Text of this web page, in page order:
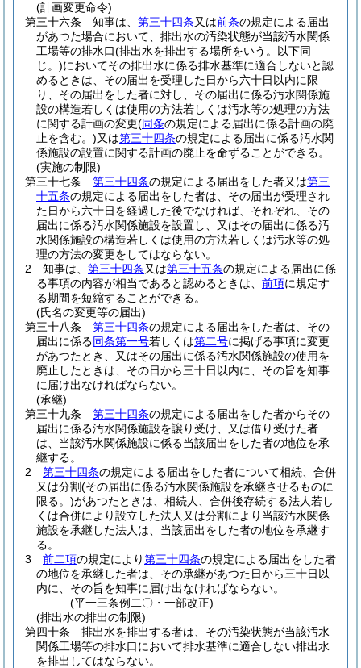
(計画変更命令)
第三十六条
知事は、 第三十四条又は前条の規定による届出
があつた場合において、排出水の汚染状態が当該汚水関係
工場等の排水口(排出水を排出する場所をいう。以下同
じ。)においてその排出水に係る排水基準に適合しないと認
めるときは、その届出を受理した日から六十日以内に限
り、その届出をした者に対し、その届出に係る汚水関係施
設の構造若しくは使用の方法若しくは汚水等の処理の方法
に関する計画の変更(同条の規定による届出に係る計画の廃
止を含む。)又は第三十四条の規定による届出に係る汚水関
係施設の設置に関する計画の廃止を命ずることができる。
(実施の制限)
第三十七条
第三十四条の規定による届出をした者又は第三
十五条の規定による届出をした者は、その届出が受理され
た日から六十日を経過した後でなければ、それぞれ、その
届出に係る汚水関係施設を設置し、又はその届出に係る汚
水関係施設の構造若しくは使用の方法若しくは汚水等の処
理の方法の変更をしてはならない。
2
知事は、 第三十四条又は第三十五条の規定による届出に係
る事項の内容が相当であると認めるときは、 前項に規定す
る期間を短縮することができる。
(氏名の変更等の届出)
第三十八条
第三十四条の規定による届出をした者は、その
届出に係る同条第一号若しくは第二号に掲げる事項に変更
があつたとき、又はその届出に係る汚水関係施設の使用を
廃止したときは、その日から三十日以内に、その旨を知事
に届け出なければならない。
(承継)
第三十九条
第三十四条の規定による届出をした者からその
届出に係る汚水関係施設を譲り受け、又は借り受けた者
は、当該汚水関係施設に係る当該届出をした者の地位を承
継する。
2
第三十四条の規定による届出をした者について相続、合併
又は分割(その届出に係る汚水関係施設を承継させるものに
限る。)があつたときは、相続人、合併後存続する法人若し
くは合併により設立した法人又は分割により当該汚水関係
施設を承継した法人は、当該届出をした者の地位を承継す
る。
3
前二項の規定により第三十四条の規定による届出をした者
の地位を承継した者は、その承継があつた日から三十日以
内に、その旨を知事に届け出なければならない。
(平一三条例二〇・一部改正)
(排出水の排出の制限)
第四十条
排出水を排出する者は、その汚染状態が当該汚水
関係工場等の排水口において排水基準に適合しない排出水
を排出してはならない。